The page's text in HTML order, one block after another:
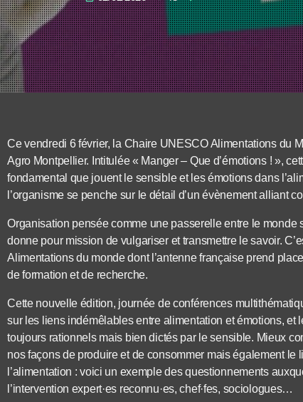
Ce vendredi 6 février, la Chaire UNESCO Alimentations du
Agro Montpellier. Intitulée « Manger – Que d’émotions ! »,
fondamental que jouent le sensible et les émotions dans
l’organisme se penche sur le détail d’un évènement alliant
Organisation pensée comme une passerelle entre le
donne pour mission de vulgariser et transmettre le savoir.
Alimentations du monde dont l’antenne française prend
de formation et de recherche.
Cette nouvelle édition, journée de conférences
sur les liens indémêlables entre alimentation et émotions,
toujours rationnels mais bien dictés par le sensible. Mieux
nos façons de produire et de consommer mais également le
l’alimentation : voici un exemple des questionnements
l’intervention expert·es reconnu·es, chef·fes, sociologues…